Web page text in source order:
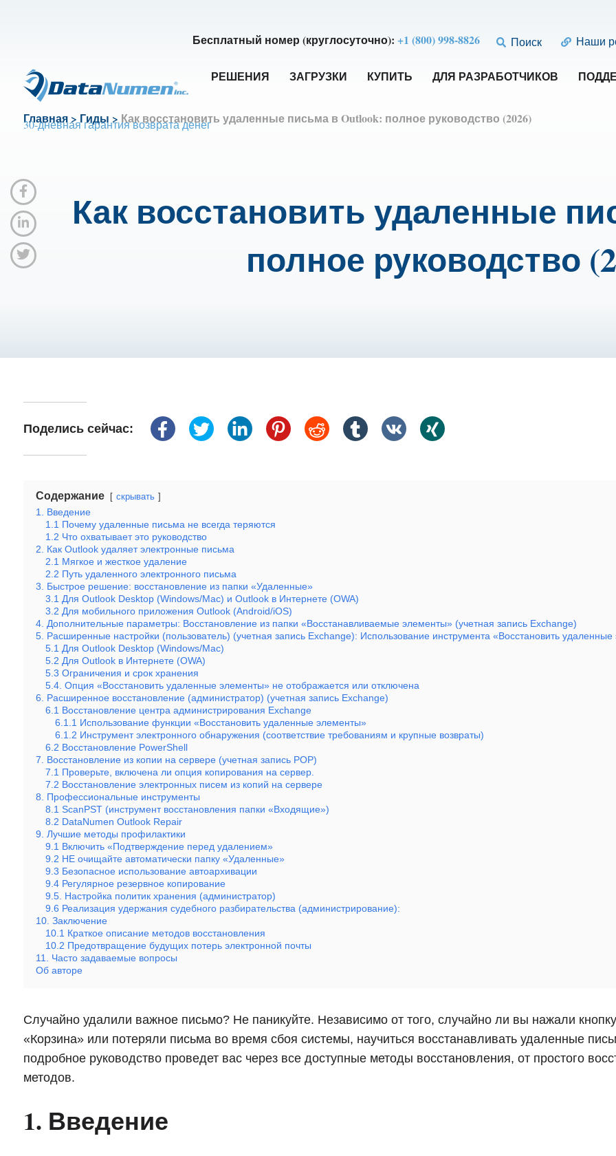
Бесплатный номер (круглосуточно):+1 (800) 998-8826 Поиск Наши
30-дневная гарантия возврата денег
РЕШЕНИЯ ЗАГРУЗКИ КУПИТЬ ДЛЯ РАЗРАБОТЧИКОВ
Главная> Гиды > Как восстановить удаленные письма в Outlook: полное руководство (2026)
Как восстановить удаленные
полное руководство
Поделись сейчас:
Содержание скрывать
1. Введение
1.1 Почему удаленные письма не всегда теряются
1.2 Что охватывает это руководство
2. Как Outlook удаляет электронные письма
2.1 Мягкое и жесткое удаление
2.2 Путь удаленного электронного письма
3. Быстрое решение: восстановление из папки «Удаленные»
3.1 Для Outlook Desktop (Windows/Mac) и Outlook в Интернете (OWA)
3.2 Для мобильного приложения Outlook (Android/iOS)
4. Дополнительные параметры: Восстановление из папки «Восстанавливаемые элементы» (учетная запись Exchange)
5. Расширенные настройки (пользователь) (учетная запись Exchange): Использование инструмента «Восстановить удаленные
5.1 Для Outlook Desktop (Windows/Mac)
5.2 Для Outlook в Интернете (OWA)
5.3 Ограничения и срок хранения
5.4. Опция «Восстановить удаленные элементы» не отображается или отключена
6. Расширенное восстановление (администратор) (учетная запись Exchange)
6.1 Восстановление центра администрирования Exchange
6.1.1 Использование функции «Восстановить удаленные элементы»
6.1.2 Инструмент электронного обнаружения (соответствие требованиям и крупные возвраты)
6.2 Восстановление PowerShell
7. Восстановление из копии на сервере (учетная запись POP)
7.1 Проверьте, включена ли опция копирования на сервер.
7.2 Восстановление электронных писем из копий на сервере
8. Профессиональные инструменты
8.1 ScanPST (инструмент восстановления папки «Входящие»)
8.2 DataNumen Outlook Repair
9. Лучшие методы профилактики
9.1 Включить «Подтверждение перед удалением»
9.2 НЕ очищайте автоматически папку «Удаленные»
9.3 Безопасное использование автоархивации
9.4 Регулярное резервное копирование
9.5. Настройка политик хранения (администратор)
9.6 Реализация удержания судебного разбирательства (администрирование):
10. Заключение
10.1 Краткое описание методов восстановления
10.2 Предотвращение будущих потерь электронной почты
11. Часто задаваемые вопросы
Об авторе
Случайно удалили важное письмо? Не паникуйте. Независимо от того, случайно ли вы нажали
«Корзина» или потеряли письма во время сбоя системы, научиться восстанавливать удаленные
подробное руководство проведет вас через все доступные методы восстановления, от простого
методов.
1. Введение